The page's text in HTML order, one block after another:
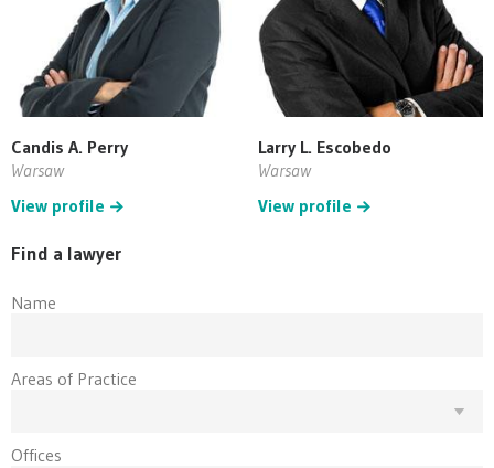
Candis A. Perry
Warsaw
View profile
Larry L. Escobedo
Warsaw
View profile
Find a lawyer
Name
Areas of Practice
Offices